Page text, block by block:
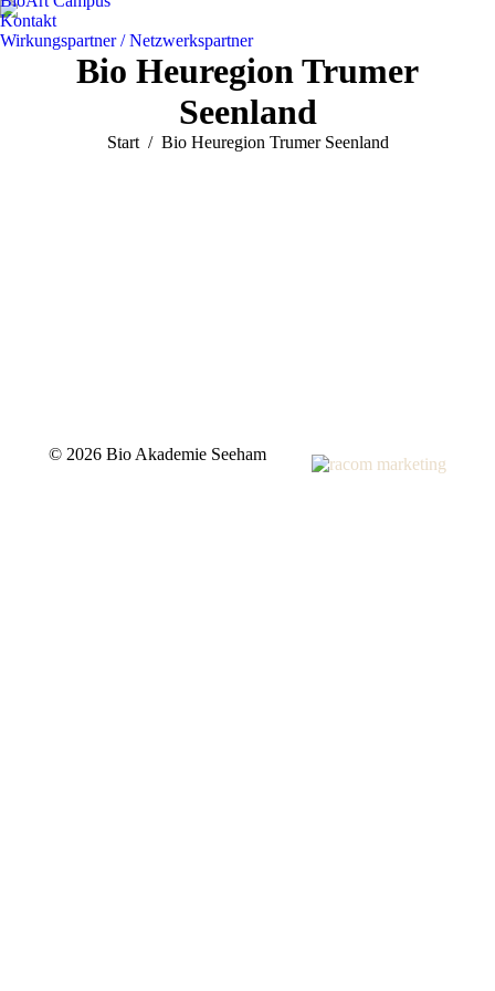
Kontakt
Wirkungspartner / Netzwerkspartner
Bio Heuregion Trumer
Seenland
Sie befinden sich hier:
Start Bio Heuregion Trumer Seenland
© 2026 Bio Akademie Seeham